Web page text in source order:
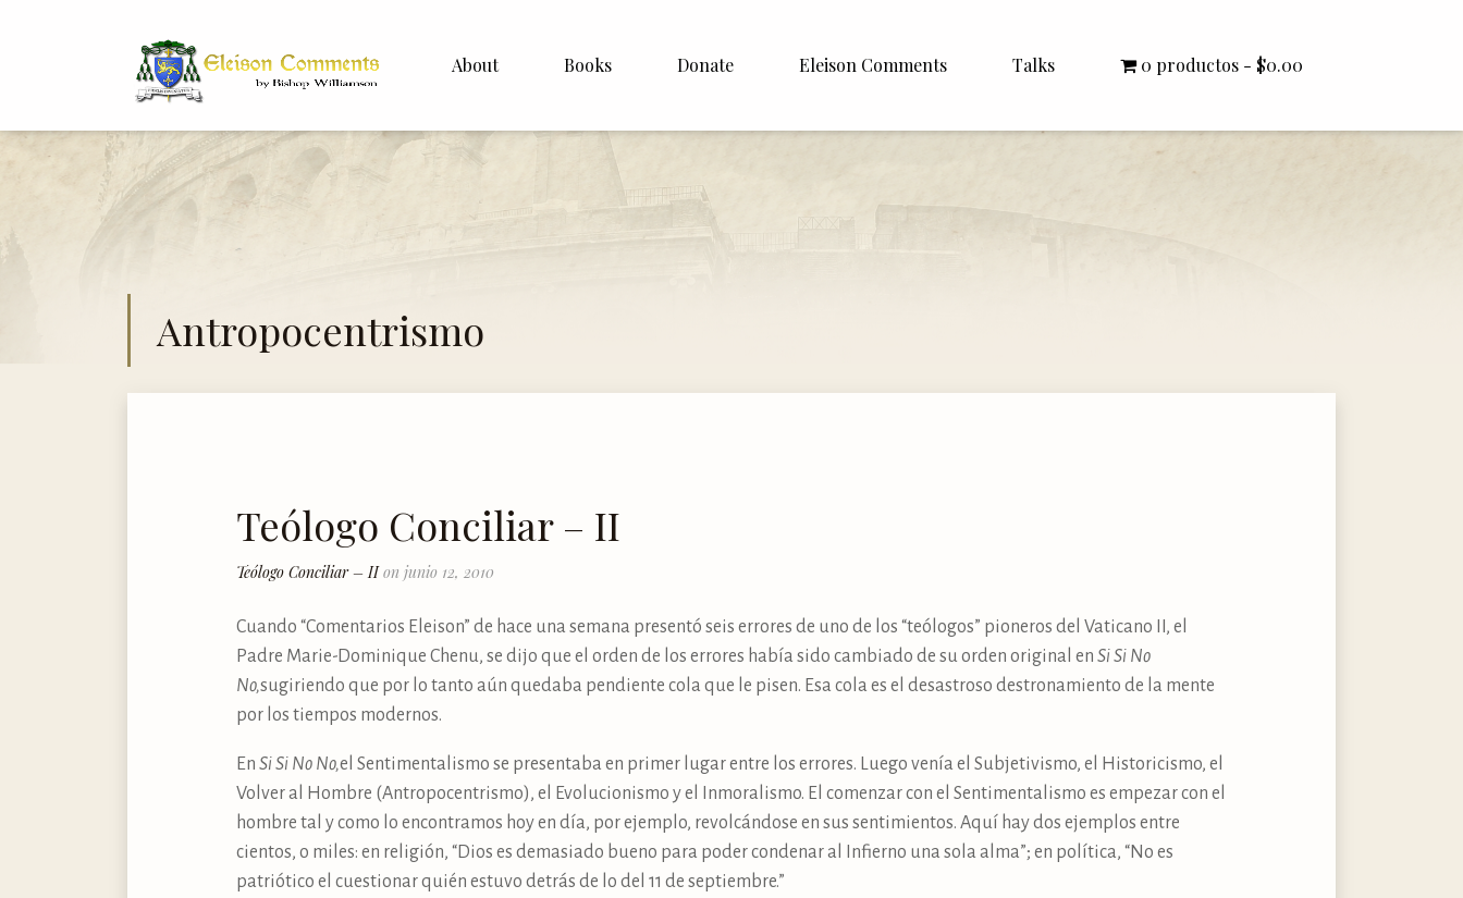
About
Bishop Williamson
Dr. White
Books Donate Eleison Comments
Italiano
Talks
Rector Letters
0 productos $0.00
Antropocentrismo
Teólogo Conciliar – II
Teólogo Conciliar – IIon junio 12, 2010
Cuando “Comentarios Eleison” de hace una semana presentó seis errores de uno de los “teólogos” pioneros del Vaticano II, el
Padre Marie-Dominique Chenu, se dijo que el orden de los errores había sido cambiado de su orden original en Si Si No
No,sugiriendo que por lo tanto aún quedaba pendiente cola que le pisen. Esa cola es el desastroso destronamiento de la mente
por los tiempos modernos.
En Si Si No No,el Sentimentalismo se presentaba en primer lugar entre los errores. Luego venía el Subjetivismo, el Historicismo, el
Volver al Hombre (Antropocentrismo), el Evolucionismo y el Inmoralismo. El comenzar con el Sentimentalismo es empezar con el
hombre tal y como lo encontramos hoy en día, por ejemplo, revolcándose en sus sentimientos. Aquí hay dos ejemplos entre
cientos, o miles: en religión, “Dios es demasiado bueno para poder condenar al Infierno una sola alma”; en política, “No es
patriótico el cuestionar quién estuvo detrás de lo del 11 de septiembre.”